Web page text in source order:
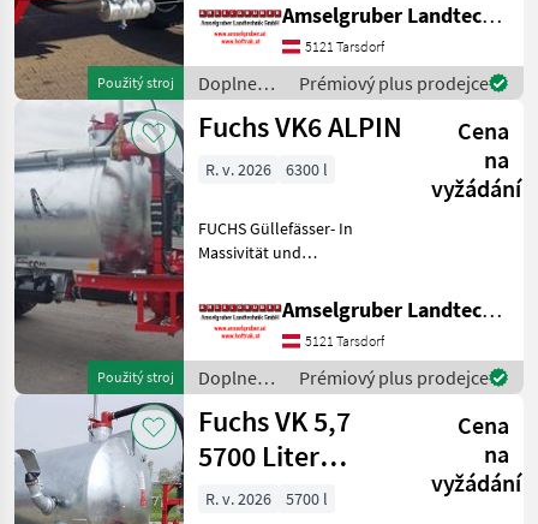
Použitý stroj
(Stärkste Materialstärken +
Beste Materialen und Beste
Komponenten der
führenden TOP Hersteller!)
Sei
Amselgruber Landtechnik GmbH
5121 Tarsdorf
Doplnenie
živin a
polievanie
Prémiový plus prodejce
Použitý stroj
Fuchs VK6 ALPIN
Cena
na
vyžádání
R. v. 2026 6300 l
FUCHS Güllefässer- In
Massivität und
(Stärkste Materialstärken +
Beste Materialen und Beste
Komponenten der
führenden TOP Hersteller!)
Sei
Amselgruber Landtechnik GmbH
5121 Tarsdorf
Doplnenie
živin a
polievanie
/ Fuchs
Prémiový plus prodejce
Fuchs VK 5,7
5700 Liter
Einachs
Cena
na
vyžádání
R. v. 2026
5700 l